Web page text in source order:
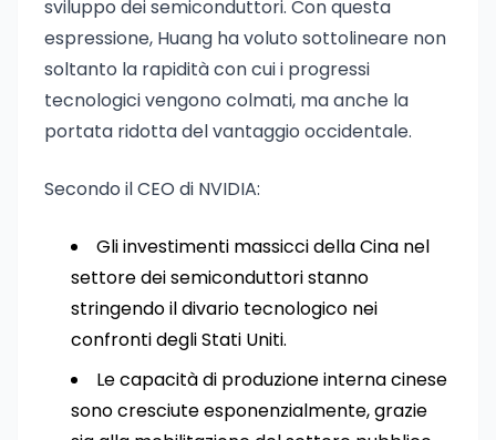
sviluppo dei semiconduttori. Con questa
espressione, Huang ha voluto sottolineare non
soltanto la rapidità con cui i progressi
tecnologici vengono colmati, ma anche la
portata ridotta del vantaggio occidentale.
Secondo il CEO di NVIDIA:
Gli investimenti massicci della Cina nel
settore dei semiconduttori stanno
stringendo il divario tecnologico nei
confronti degli Stati Uniti.
Le capacità di produzione interna cinese
sono cresciute esponenzialmente, grazie